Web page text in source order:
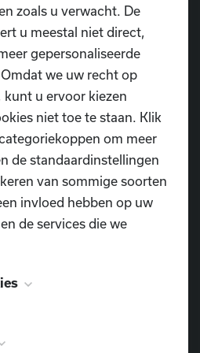
met recreatief
alleen bedoeld voor
puur voor het plezier dansen.
technisch niveau kunnen
kader, zonder dat daar
te komen. Bij Dansschool
recreatieve lessen aan op
Next, High en
mogelijk om jezelf
en intensief te trainen,
ervaring of ambitie. Wat
zoals u verwacht. De
u meestal niet direct,
gepersonaliseerde
we uw recht op
u ervoor kiezen
niet toe te staan. Klik
om meer
de standaardinstellingen
van sommige soorten
invloed hebben op uw
de services die we
voor het